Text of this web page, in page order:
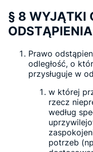
§ 8 WYJĄTKI
Prawo
odległość, o
przysługuje w
w której
rzecz
według
potrzeb